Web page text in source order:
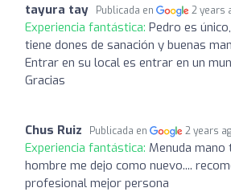
tayura tay Publicada en 2 years
Experiencia fantástica: Pedro es
tiene dones de sanación y buenas
Entrar en su local es entrar en un
Gracias
Chus Ruiz Publicada en 2 years
Experiencia fantástica: Menuda
hombre me dejo como nuevo....
profesional mejor persona